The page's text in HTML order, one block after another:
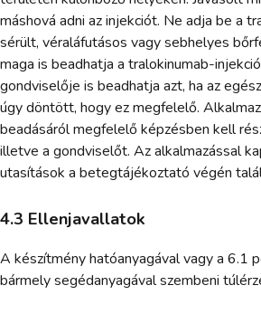
máshová adni az injekciót. Ne adja be a
sérült, véraláfutásos vagy sebhelyes
maga is beadhatja a tralokinumab-
gondviselője is beadhatja azt, ha az
úgy döntött, hogy ez megfelelő.
beadásáról megfelelő képzésben kell
illetve a gondviselőt. Az alkalmazással
utasítások a betegtájékoztató végén
4.3 Ellenjavallatok
A készítmény hatóanyagával vagy a 6.1
bármely segédanyagával szembeni